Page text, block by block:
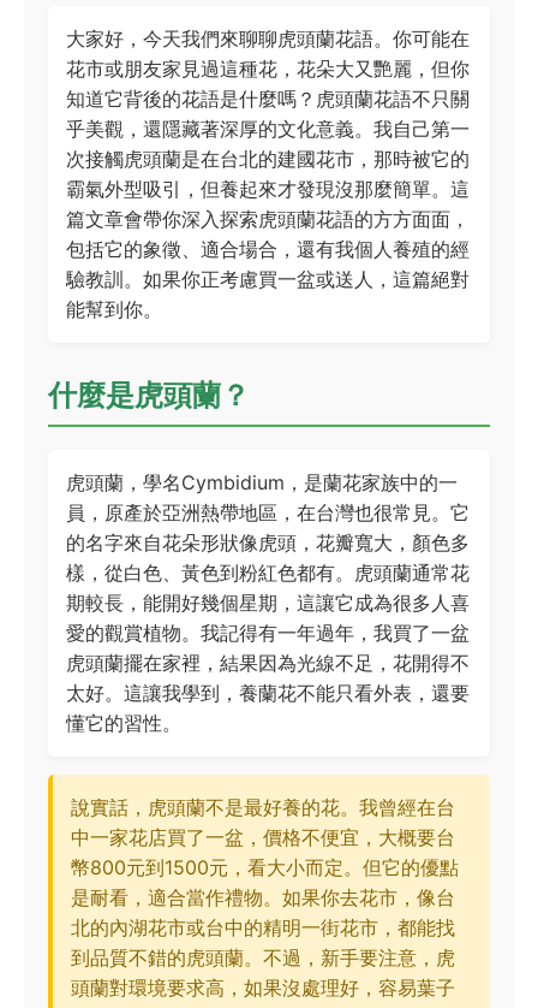
大家好，今天我們來聊聊虎頭蘭花語。你可能在
花市或朋友家見過這種花，花朵大又艷麗，但你
知道它背後的花語是什麼嗎？虎頭蘭花語不只關
乎美觀，還隱藏著深厚的文化意義。我自己第一
次接觸虎頭蘭是在台北的建國花市，那時被它的
霸氣外型吸引，但養起來才發現沒那麼簡單。這
篇文章會帶你深入探索虎頭蘭花語的方方面面，
包括它的象徵、適合場合，還有我個人養殖的經
驗教訓。如果你正考慮買一盆或送人，這篇絕對
能幫到你。
什麼是虎頭蘭？
虎頭蘭，學名Cymbidium，是蘭花家族中的一
員，原產於亞洲熱帶地區，在台灣也很常見。它
的名字來自花朵形狀像虎頭，花瓣寬大，顏色多
樣，從白色、黃色到粉紅色都有。虎頭蘭通常花
期較長，能開好幾個星期，這讓它成為很多人喜
愛的觀賞植物。我記得有一年過年，我買了一盆
虎頭蘭擺在家裡，結果因為光線不足，花開得不
太好。這讓我學到，養蘭花不能只看外表，還要
懂它的習性。
說實話，虎頭蘭不是最好養的花。我曾經在台
中一家花店買了一盆，價格不便宜，大概要台
幣800元到1500元，看大小而定。但它的優點
是耐看，適合當作禮物。如果你去花市，像台
北的內湖花市或台中的精明一街花市，都能找
到品質不錯的虎頭蘭。不過，新手要注意，虎
頭蘭對環境要求高，如果沒處理好，容易葉子